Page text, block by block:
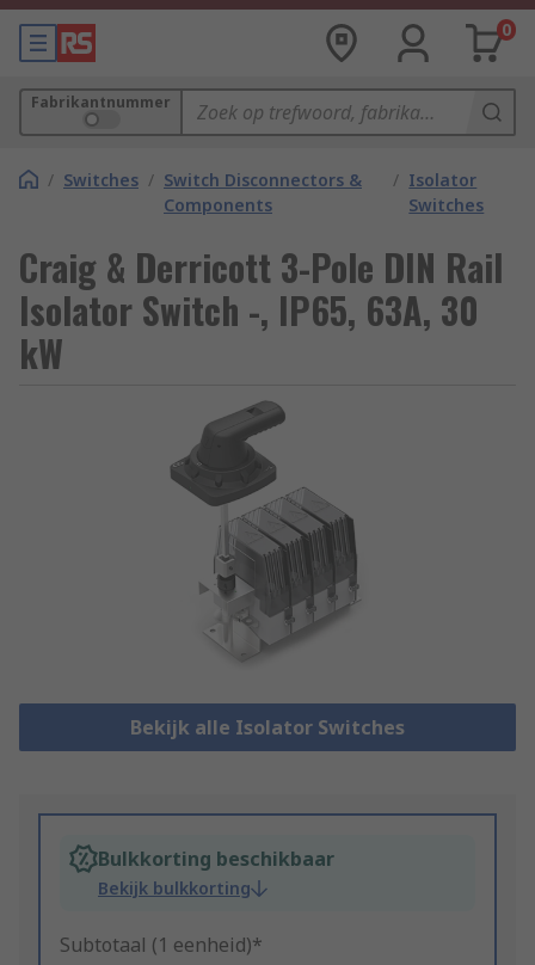
0
Fabrikantnummer
/ Switches / Switch Disconnectors &
Components
/ Isolator
Switches
Craig & Derricott 3-Pole DIN Rail
Isolator Switch -, IP65, 63A, 30
kW
Bekijk alle Isolator Switches
Bulkkorting beschikbaar
Bekijk bulkkorting
Subtotaal (1 eenheid)*